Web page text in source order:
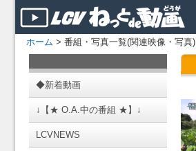
ホーム > 番組・写真一覧(関連映像・写真)
◆新着動画
↓【★ O.A.中の番組 ★】↓
LCVNEWS